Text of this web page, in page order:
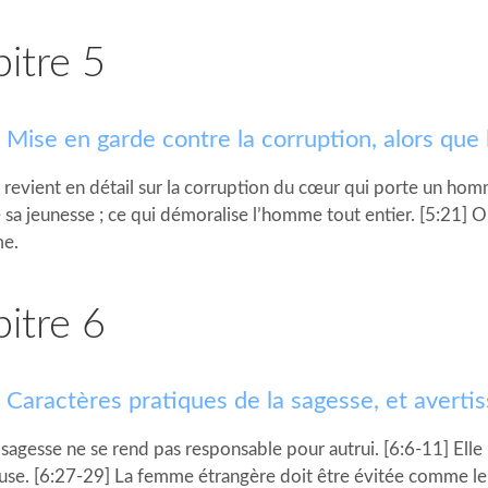
5
en garde contre la corruption, alors que
revient en détail sur la corruption du cœur qui porte un
jeunesse ; ce qui démoralise l’homme tout entier. [5:21]
6
pratiques de la sagesse, et
ne se rend pas responsable pour autrui. [6:6-11]
[6:27-29] La femme étrangère doit être évitée comme